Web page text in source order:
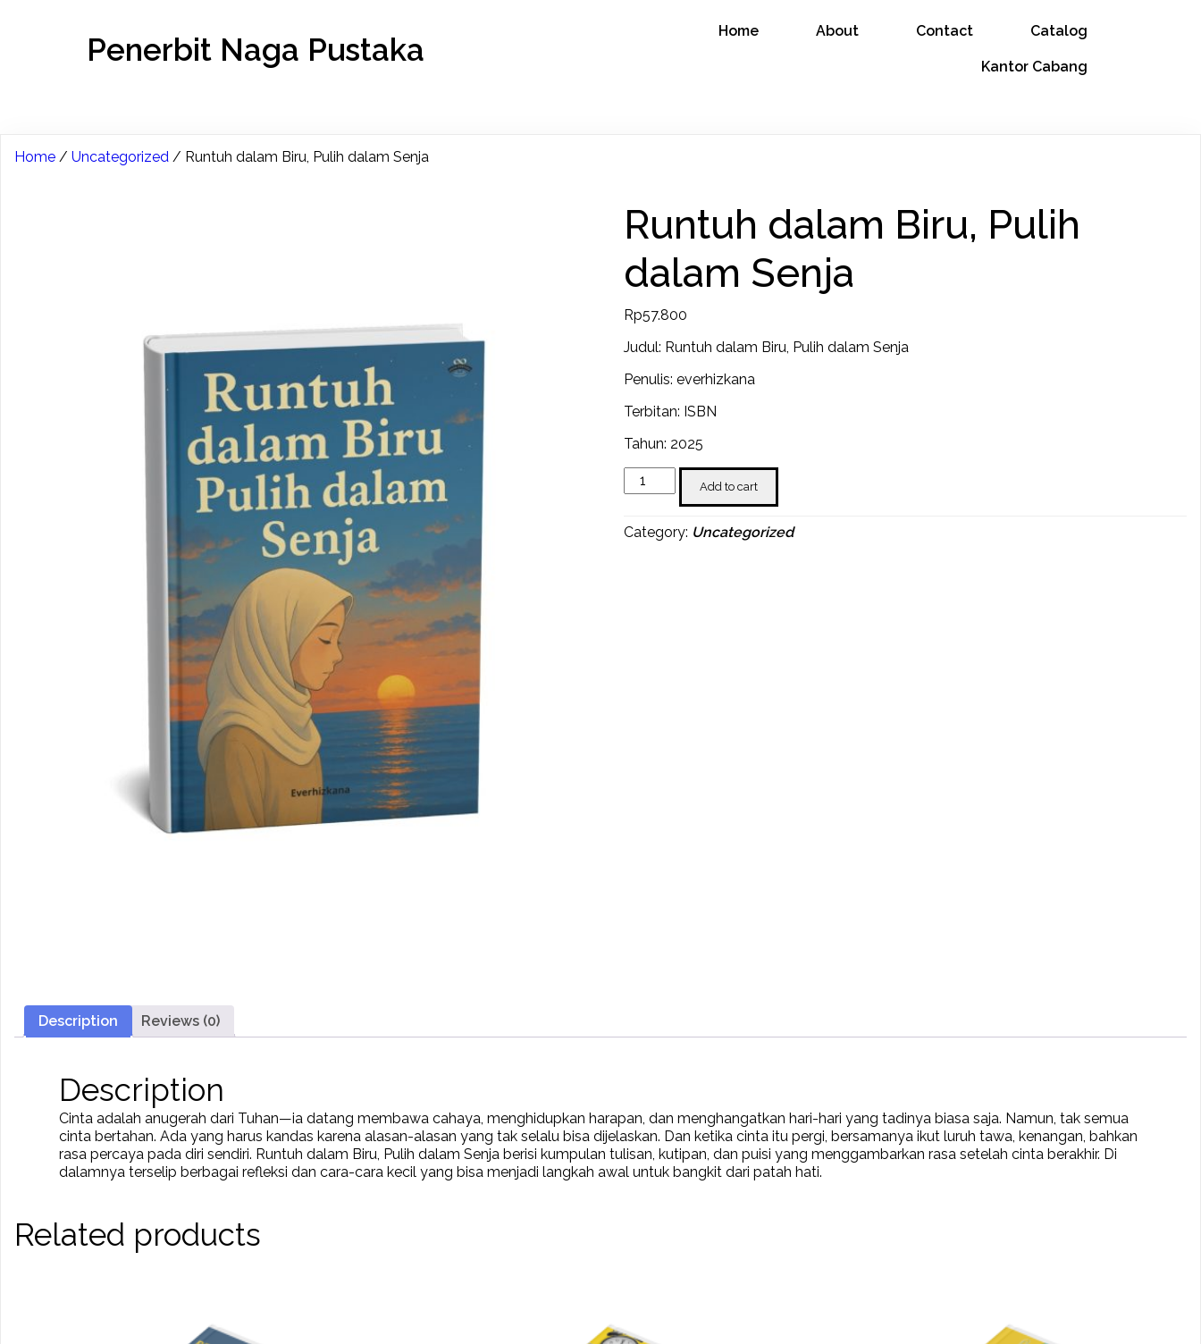
Penerbit Naga Pustaka Home About Contact Catalog
Kantor Cabang
Home / Uncategorized / Runtuh dalam Biru, Pulih dalam Senja
Runtuh dalam Biru, Pulih
dalam Senja
Rp57.800
Judul: Runtuh dalam Biru, Pulih dalam Senja
Penulis: everhizkana
Terbitan: ISBN
Tahun: 2025
Runtuh
dalam
Pulih
dalam
Add to cart
Category: Uncategorized
Description Reviews (0)
Description
Cinta adalah anugerah dari Tuhan—ia datang membawa cahaya, menghidupkan harapan, dan menghangatkan hari-hari yang tadinya biasa saja. Namun, tak semua
cinta bertahan. Ada yang harus kandas karena alasan-alasan yang tak selalu bisa dijelaskan. Dan ketika cinta itu pergi, bersamanya ikut luruh tawa, kenangan, bahkan
rasa percaya pada diri sendiri. Runtuh dalam Biru, Pulih dalam Senja berisi kumpulan tulisan, kutipan, dan puisi yang menggambarkan rasa setelah cinta berakhir. Di
dalamnya terselip berbagai refleksi dan cara-cara kecil yang bisa menjadi langkah awal untuk bangkit dari patah hati.
Related products